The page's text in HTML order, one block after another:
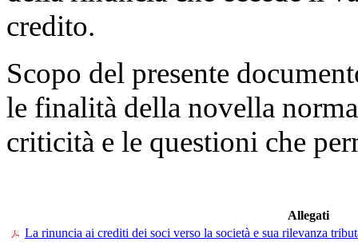
credito.
Scopo del presente
le finalità della novella
criticità e le questioni che
Allegati
La rinuncia ai crediti dei soci verso la società e sua rilevanza